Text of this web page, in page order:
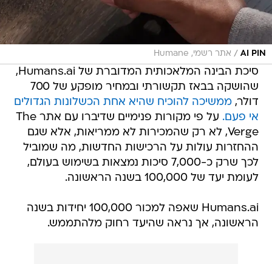
AI PIN
/ אתר רשמי, Humane
סיכת הבינה המלאכותית המדוברת של Humans.ai,
שהושקה בבאז תקשורתי ובמחיר מופקע של 700
דולר,ממשיכה להוכיח שהיא אחת הכשלונות הגדולים
אי פעם.
על פי מקורות פנימיים שדיברו עם אתר The
Verge, לא רק שהמכירות לא ממריאות, אלא שגם
ההחזרות עולות על הרכישות החדשות, מה שמוביל
לכך שרק כ-7,000 סיכות נמצאות בשימוש בעולם,
לעומת יעד של 100,000 בשנה הראשונה.
Humans.ai שאפה למכור 100,000 יחידות בשנה
הראשונה, אך נראה שהיעד רחוק מלהתממש.